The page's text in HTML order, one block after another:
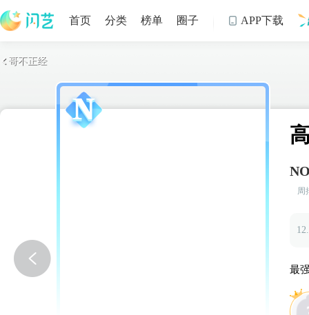
首页 分类 榜单 圈子  APP下载
 哥不正经
周
关
最